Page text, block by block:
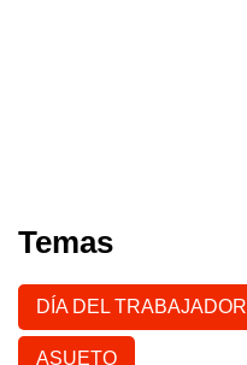
Temas
DÍA DEL TRABAJADOR
ASUETO